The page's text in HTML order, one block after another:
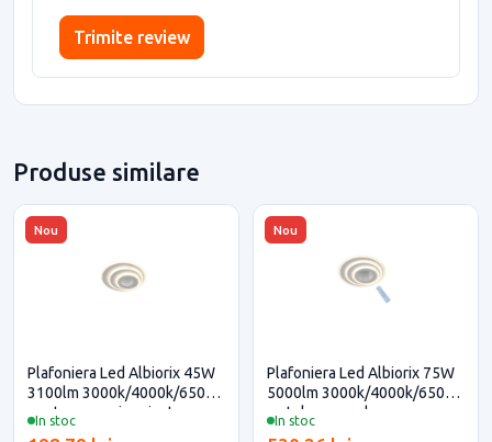
Trimite review
Produse similare
Nou
In stoc
Plafoniera Led Albiorix 45W
3100lm 3000k/4000k/6500k
pentru casa si proiecte
Nou
In stoc
Plafoniera Led Albiorix 75W
5000lm 3000k/4000k/6500k
cu telecomanda